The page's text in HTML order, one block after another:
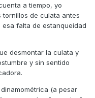
los niveles se
desfallecimiento u
a tiempo, yo
de culata antes
falta de estanqueidad
desmontar la culata y
y sin sentido
(a pesar